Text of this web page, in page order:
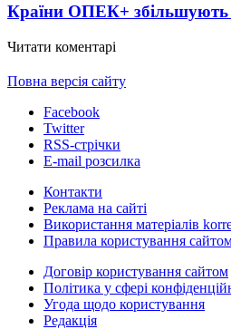
Країни ОПЕК+ збільшують
Читати коментарі
Повна версія сайту
Facebook
Twitter
RSS-стрічки
E-mail розсилка
Контакти
Реклама на сайті
Використання матеріалів
Правила користування
Договір користування сайтом
Політика у сфері
Угода щодо користування
Редакція